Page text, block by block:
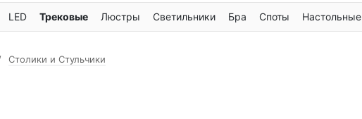
LED Трековые Люстры Светильники Бра Споты Настольные
Столики и Стульчики